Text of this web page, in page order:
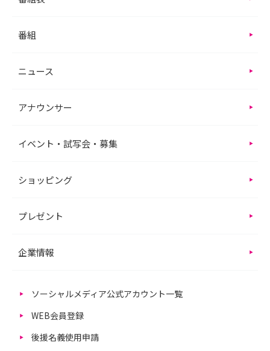
番組
ニュース
アナウンサー
イベント・試写会・募集
ショッピング
プレゼント
企業情報
ソーシャルメディア公式アカウント一覧
WEB会員登録
後援名義使用申請